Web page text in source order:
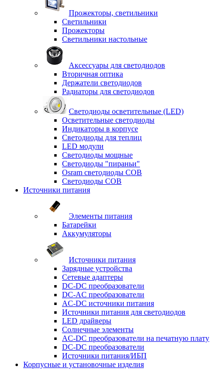
Прожекторы, светильники
Светильники
Прожекторы
Светильники настольные
Аксессуары для светодиодов
Вторичная оптика
Держатели светодиодов
Радиаторы для светодиодов
Светодиоды осветительные (LED)
Осветительные светодиоды
Индикаторы в корпусе
Светодиоды для теплиц
LED модули
Светодиоды мощные
Светодиоды "пираньи"
Osram светодиоды COB
Светодиоды COB
Источники питания
Элементы питания
Батарейки
Аккумуляторы
Источники питания
Зарядные устройства
Сетевые адаптеры
DC-DC преобразователи
DC-AC преобразователи
AC-DC источники питания
Источники питания для светодиодов
LED драйверы
Солнечные элементы
AC-DC преобразователи на печатную плату
DC-DC преобразователи
Источники питания/ИБП
Корпусные и установочные изделия